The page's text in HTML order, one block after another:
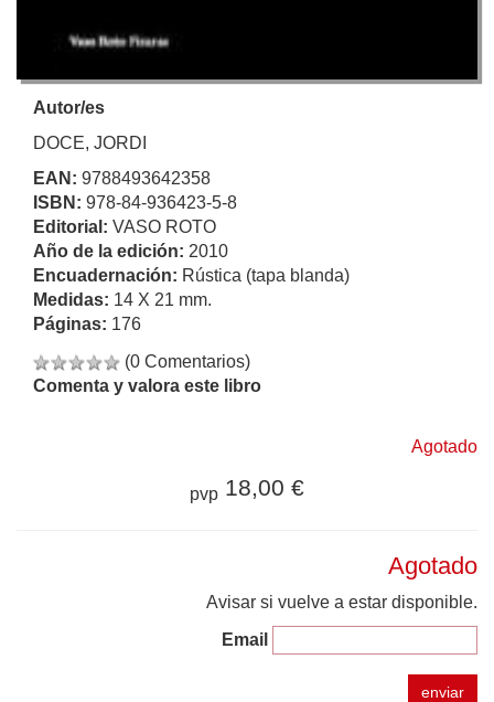
Autor/es
DOCE, JORDI
EAN: 9788493642358
ISBN: 978-84-936423-5-8
Editorial: VASO ROTO
Año de la edición: 2010
Encuadernación: Rústica (tapa blanda)
Medidas: 14 X 21 mm.
Páginas: 176
(0 Comentarios)
Comenta y valora este libro
Agotado
pvp 18,00 €
Agotado
Avisar si vuelve a estar disponible.
Email
enviar